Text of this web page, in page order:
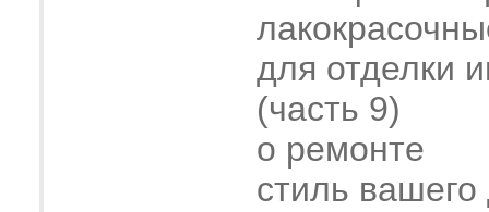
для отделки
(часть 9)
о ремонте
стиль